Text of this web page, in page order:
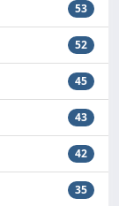
53
52
45
43
42
35